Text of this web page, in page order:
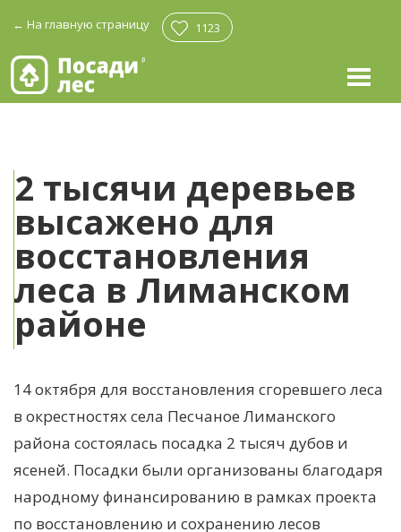
← На главную страницу 1123
2 тысячи деревьев
высажено для
восстановления
леса в Лиманском
районе
14 октября для восстановления сгоревшего леса
в окрестностях села Песчаное Лиманского
района состоялась посадка 2 тысяч дубов и
ясеней. Посадки были организованы благодаря
народному финансированию в рамках проекта
по восстановлению и сохранению лесов